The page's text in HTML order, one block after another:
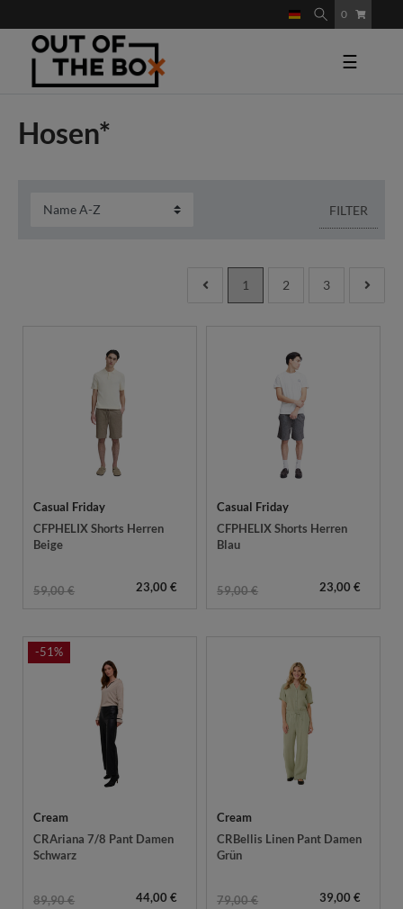
0
☰
Hosen*
FILTER
1 2 3
Casual Friday
CFPHELIX Shorts Herren
Beige
59,00 € 23,00 €
Casual Friday
CFPHELIX Shorts Herren
Blau
59,00 € 23,00 €
-51%
Cream
CRAriana 7/8 Pant Damen
Schwarz
89,90 € 44,00 €
Cream
CRBellis Linen Pant Damen
Grün
79,00 € 39,00 €